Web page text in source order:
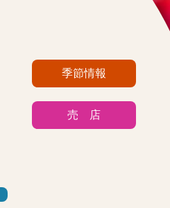
季節情報
売 店